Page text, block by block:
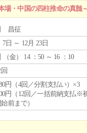
場・中国の四柱推命の真髄
昌征
7日 ～ 12月 23日
（金） 14 ：50 ～ 16 ：10
円（4回／分割支払い）×3
円（12回／一括前納支払※
前まで）